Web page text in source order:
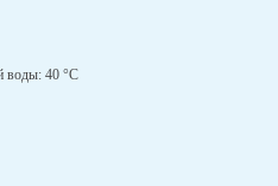
воды: 40 °С